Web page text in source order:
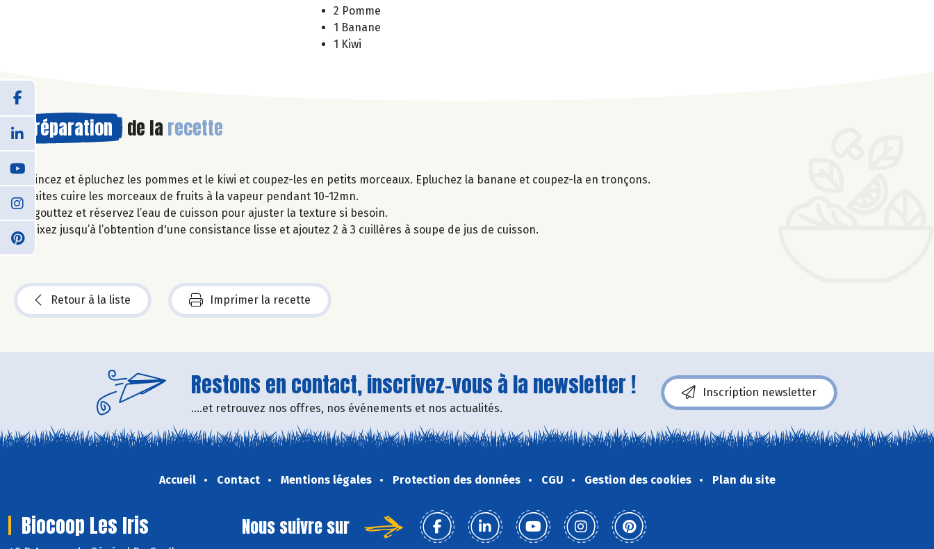
2 Pomme
1 Banane
1 Kiwi
Préparation de la recette
Rincez et épluchez les pommes et le kiwi et coupez-les en petits morceaux. Epluchez la banane et coupez-la en tronçons.
Faites cuire les morceaux de fruits à la vapeur pendant 10-12mn.
Egouttez et réservez l’eau de cuisson pour ajuster la texture si besoin.
Mixez jusqu’à l’obtention d'une consistance lisse et ajoutez 2 à 3 cuillères à soupe de jus de cuisson.
Retour à la liste Imprimer la recette
Restons en contact, inscrivez-vous à la newsletter !
....et retrouvez nos offres, nos événements et nos actualités.
Inscription newsletter
Accueil Contact Mentions légales Protection des données CGU Gestion des cookies Plan du site
Biocoop Les Iris Nous suivre sur